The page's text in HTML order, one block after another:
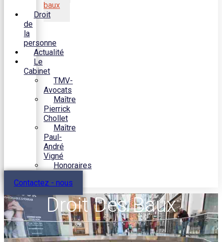
baux
Droit
de
la
personne
Actualité
Le
Cabinet
TMV-
Avocats
Maître
Pierrick
Chollet
Maître
Paul-
André
Vigné
Honoraires
Contactez - nous
Droit Des Baux